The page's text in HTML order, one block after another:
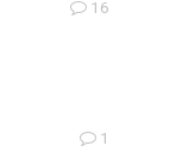
16
1